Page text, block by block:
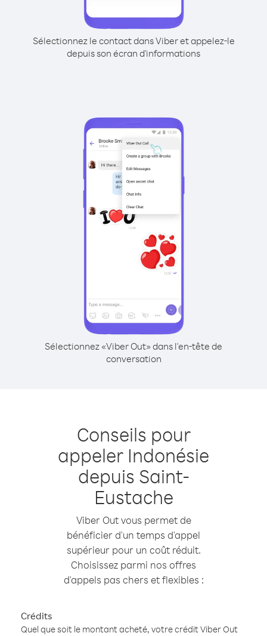
Sélectionnez le contact dans Viber et appelez-le
depuis son écran d'informations
Sélectionnez «Viber Out» dans l'en-tête de
conversation
Conseils pour
appeler Indonésie
depuis Saint-
Eustache
Viber Out vous permet de
bénéficier d'un temps d'appel
supérieur pour un coût réduit.
Choisissez parmi nos offres
d'appels pas chers et flexibles :
Crédits
Quel que soit le montant acheté, votre crédit Viber Out